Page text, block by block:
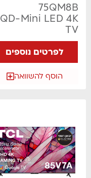
75QM8B
QD-Mini LED 4K
TV
לפרטים נוספים
הוסף להשוואה